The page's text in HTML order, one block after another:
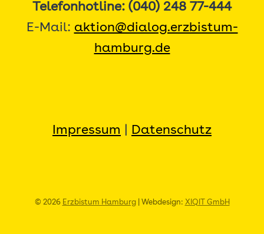
Telefonhotline: (040) 248 77-444
E-Mail: aktion@dialog.erzbistum-
hamburg.de
Impressum Datenschutz
© 2026 Erzbistum Hamburg| Webdesign: XIQIT GmbH